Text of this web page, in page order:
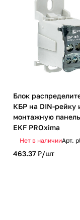
Блок
КБР на DIN-рейку
монтажную
EKF PROxima
Нет в наличииАрт.
463.37 ₽/шт